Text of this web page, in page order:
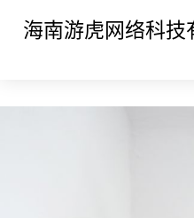
海南游虎网络科技